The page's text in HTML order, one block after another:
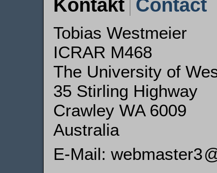
Kontakt Contact
Tobias Westmeier
ICRAR M468
The University of
35 Stirling Highway
Crawley WA 6009
Australia
E-Mail: